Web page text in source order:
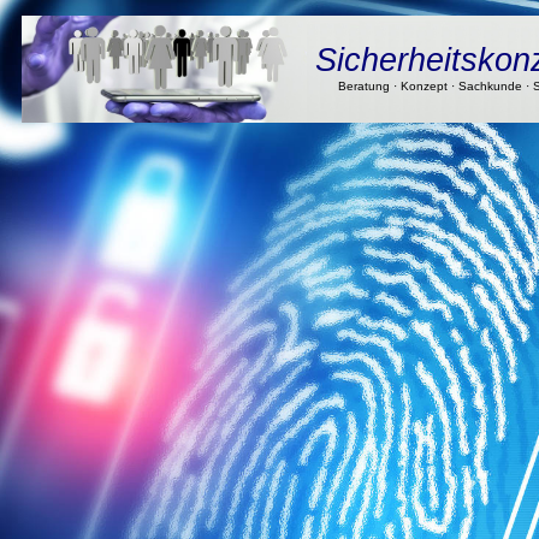
Beratung · Konzept · Sachkunde ·